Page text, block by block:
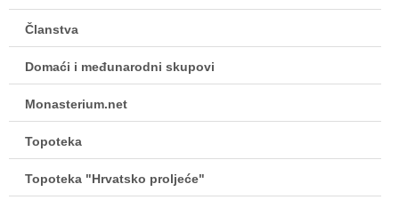
Članstva
Domaći i međunarodni skupovi
Monasterium.net
Topoteka
Topoteka "Hrvatsko proljeće"